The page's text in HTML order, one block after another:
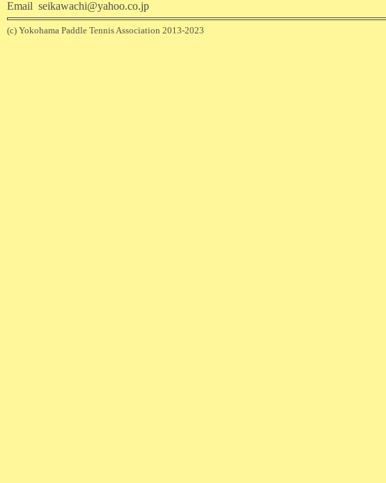
Email seikawachi@yahoo.co.jp
(c) Yokohama Paddle Tennis Association 2013-2023